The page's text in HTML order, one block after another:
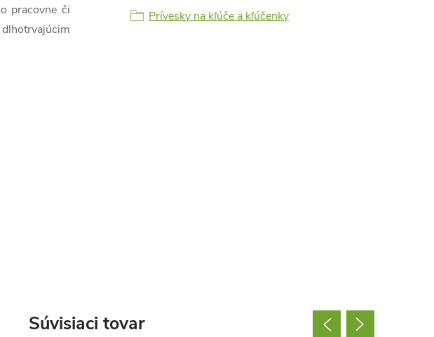
pracovne či
Prívesky na kľúče a kľúčenky
Súvisiaci tovar